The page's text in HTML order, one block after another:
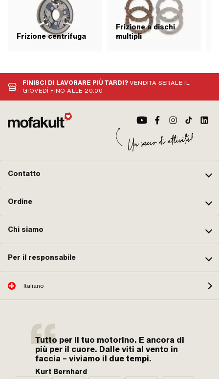
Frizione centrifuga
Frizione a dischi
multipli
FINISCI DI LAVORARE PIÙ TARDI?VENDITA SERALE IL
GIOVEDÌ FINO ALLE 20:00
Contatto
Ordine
Chi siamo
Per il responsabile
Italiano
Tutto per il tuo motorino. E ancora di
più per il cuore. Dalle viti al vento in
faccia – viviamo il due tempi.
Kurt Bernhard